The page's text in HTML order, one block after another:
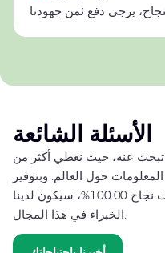
الأسئلة الشائعة
تبحث عنه، حيث نغطي أكثر من
حول العالم. وبتوفير
خدمات الامتحانات بالوكالة مع معدلات نجاح 100.00%، سيكون لدينا
الخبراء في هذا المجال.